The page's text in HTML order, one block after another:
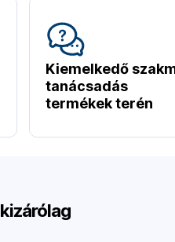
Kiemelkedő
tanácsadás
termékek terén
kizárólag